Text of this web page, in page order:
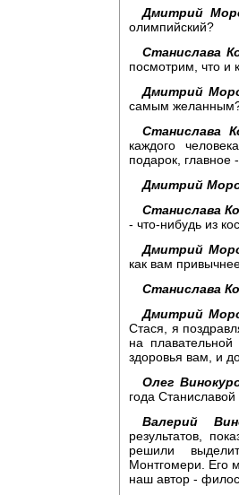
Дмитрий
олимпийский?
Станислава
посмотрим, что и
Дмитрий
самым
Станислава
каждого
подарок, главное
Дмитрий
Станислава
- что-нибудь из
Дмитрий
как вам
Станислава
Дмитрий
Стася, я
на
здоровья вам, и
Олег
года
Валерий
результатов,
решили
Монтгомери. Его
наш автор -